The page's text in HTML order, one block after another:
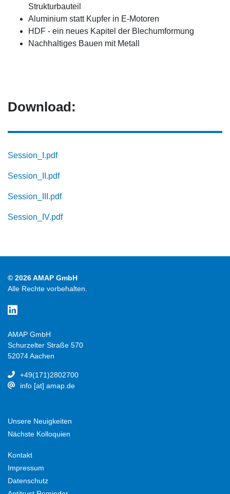
Strukturbauteil
Aluminium statt Kupfer in E-Motoren
HDF - ein neues Kapitel der Blechumformung
Nachhaltiges Bauen mit Metall
Download:
Session_I.pdf
Session_II.pdf
Session_III.pdf
Session_IV.pdf
© 2026 AMAP GmbH
Alle Rechte vorbehalten.
AMAP GmbH
Schurzelter Straße 570
52074 Aachen
+49(171)2802700
info [at] amap.de
Unsere Neuigkeiten
Nächste Kolloquien
Kontakt
Impressum
Datenschutz